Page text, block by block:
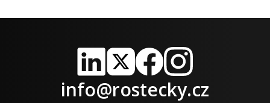
LinkedIn
X FacebookInstagram
info@rostecky.cz